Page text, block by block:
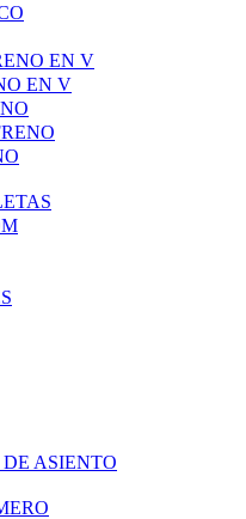
EN V
EN V
ASIENTO